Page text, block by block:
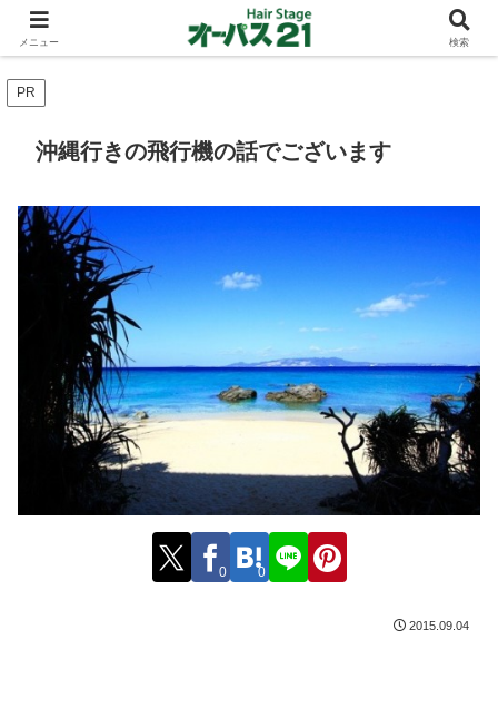
ショートカットとボブスタイルのお客様が多い東大阪のヘアーサロン 店長の与
太話
PR
沖縄行きの飛行機の話でございます
0 0
2015.09.04
メニュー 検索